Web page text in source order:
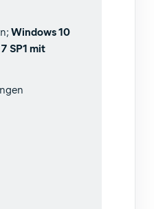
Windows 10
SP1 mit